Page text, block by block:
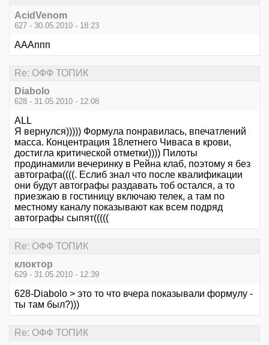
AcidVenom
627 - 30.05.2010 - 18:23
АААппп
Re: ОФФ ТОПИК
Diabolo
628 - 31.05.2010 - 12:08
ALL
Я вернулся))))) Формула понравилась, впечатлений
масса. Концентрация 18летнего Чиваса в крови,
достигла критической отметки)))) Пилоты
продинамили вечеринку в Рейна клаб, поэтому я без
автографа((((. Еслиб знал что после квалификации
они будут автографы раздавать тоб остался, а то
приезжаю в гостиницу включаю телек, а там по
местному каналу показывают как всем подряд
автографы сыпят(((((
Re: ОФФ ТОПИК
клоктор
629 - 31.05.2010 - 12:39
628-Diabolo > это то что вчера показывали формулу -
ты там был?)))
Re: ОФФ ТОПИК